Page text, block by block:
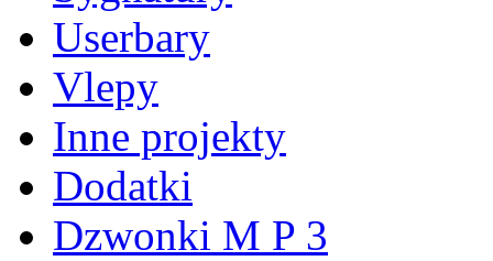
Userbary
Vlepy
Inne projekty
Dodatki
Dzwonki M P 3